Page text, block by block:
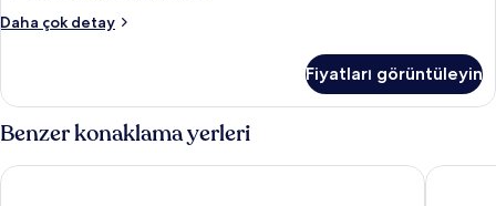
görün
Daha çok detay
Deluxe,
Garden
View
hakkında
daha
fazla
Fiyatları görüntüleyin
Benzer konaklama yerleri
Novotel Phuket Vintage Park